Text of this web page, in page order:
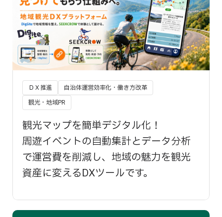
ＤＸ推進
自治体運営効率化・働き方改革
観光・地域PR
観光マップを簡単デジタル化！
周遊イベントの自動集計とデータ分析
で運営費を削減し、地域の魅力を観光
資産に変えるDXツールです。